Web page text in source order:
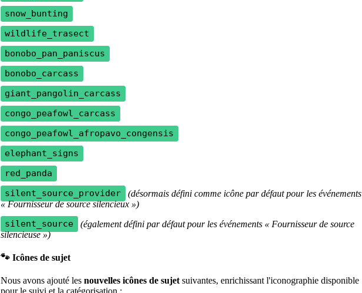
snow_bunting
wildlife_trasect
bonobo_pan_paniscus
bonobo_carcass
giant_pangolin_carcass
congo_peafowl_carcass
congo_peafowl_afropavo_congensis
elephant_signs
red_panda
silent_source_provider
(désormais défini comme icône par défaut pour les événements
« Fournisseur de source silencieux »)
silent_source (également défini par défaut pour les événements « Fournisseur de source
silencieuse »)
 Icônes de sujet
Nous avons ajouté les nouvelles icônes de sujet suivantes, enrichissant l'iconographie disponible
pour le suivi et la catégorisation :